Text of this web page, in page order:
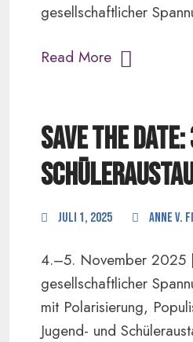
gesellschaftlicher
Read More
Save the
Juli 1, 2025 anne v.
4.–5. November 2025 |
gesellschaftlicher
mit Polarisierung,
Jugend- und